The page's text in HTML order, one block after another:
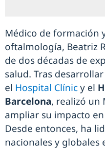
Médico de formación
oftalmología, Beatriz
de dos décadas de
salud. Tras
el Hospital Clínicy el
Barcelona, realizó un
ampliar su impacto
Desde entonces, ha
nacionales y globales